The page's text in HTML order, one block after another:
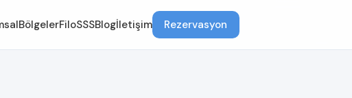
BölgelerFiloSSSBlogİletişim Rezervasyon